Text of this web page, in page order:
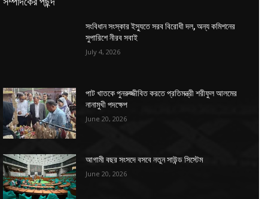
সংবিধান সংস্কার ইস্যুতে সরব বিরোধী দল, অন্য কমিশনের
সুপারিশে নীরব সবাই
July 4, 2026
পাট খাতকে পুনরুজ্জীবিত করতে প্রতিমন্ত্রী শরীফুল আলমের
নানামুখী পদক্ষেপ
June 20, 2026
আগামী বছর সংসদে বসবে নতুন সাউন্ড সিস্টেম
June 20, 2026